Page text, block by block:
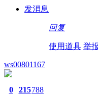
发消息
回复
使用道具 举
ws00801167
0 215788